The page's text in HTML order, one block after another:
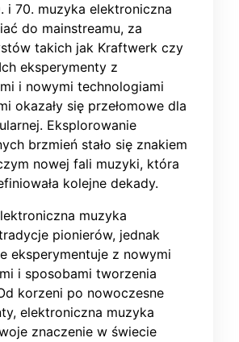
i 70. muzyka elektroniczna
do mainstreamu, za
takich jak Kraftwerk czy
eksperymenty z
i nowymi technologiami
okazały się przełomowe dla
Eksplorowanie
brzmień stało się znakiem
nowej fali muzyki, która
kolejne dekady.
muzyka
pionierów, jednak
eksperymentuje z nowymi
i sposobami tworzenia
korzeni po nowoczesne
elektroniczna muzyka
znaczenie w świecie